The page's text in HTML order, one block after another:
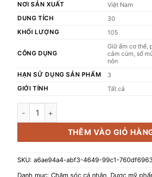
NƠI SẢN XUẤT
Việt Nam
DUNG TÍCH
30
KHỐI LƯỢNG
105
CÔNG DỤNG
Giữ ấm cơ thể,
cảm cúm, sổ
nôn
HẠN SỬ DỤNG SẢN PHẨM
3
GIỚI TÍNH
Tất cả
Dầu khuynh diệp Trung Sơn chai
THÊM VÀO GIỎ
SKU: a6ae94a4-abf3-4649-99c1-
Danh mục: Chăm sóc cá nhân, Dược mỹ